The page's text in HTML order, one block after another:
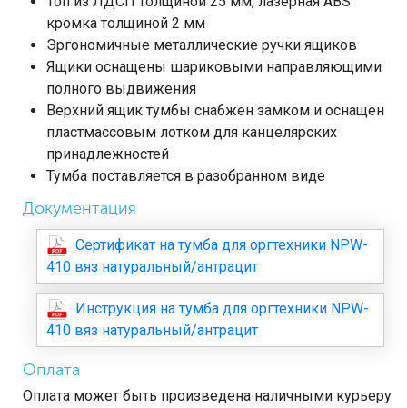
кромка толщиной 2 мм
Эргономичные металлические ручки ящиков
Ящики оснащены шариковыми направляющими
полного выдвижения
Верхний ящик тумбы снабжен замком и оснащен
пластмассовым лотком для канцелярских
принадлежностей
Тумба поставляется в разобранном виде
Документация
Сертификат на тумба для оргтехники NPW-
410 вяз натуральный/антрацит
Инструкция на тумба для оргтехники NPW-
410 вяз натуральный/антрацит
Оплата
Оплата может быть произведена наличными курьеру